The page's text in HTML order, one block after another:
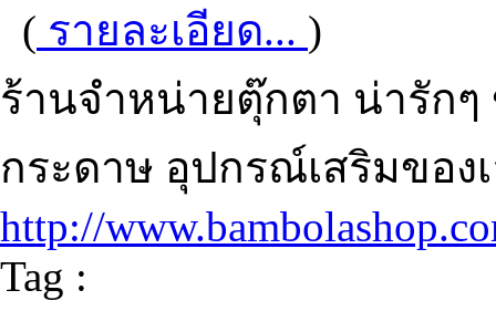
( รายละเอียด... )
ร้านจำหน่ายตุ๊กตา น่ารักๆ
กระดาษ อุปกรณ์เสริมของ
http://
Tag :